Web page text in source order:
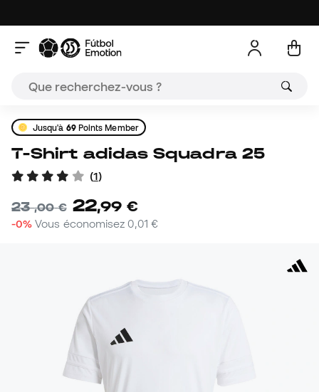
Jusqu'à 69Points Member
T-Shirt adidas Squadra 25
(1)
23,00 € 22,99 €
-0% Vous économisez0,01 €